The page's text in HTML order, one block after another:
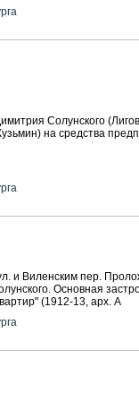
Солунского
на средства
Виленским пер.
Основная
(1912-13, арх. А